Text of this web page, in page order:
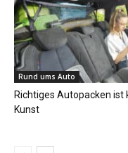
Rund ums Auto
Richtiges Autopacken ist
Kunst